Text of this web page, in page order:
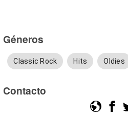
Géneros
Classic Rock Hits Oldies
Contacto